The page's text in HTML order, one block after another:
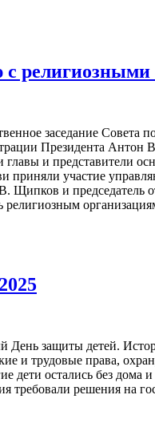
с
заседание
Президента
и представители
приняли участие
Щипков и
религиозным
защиты детей.
и трудовые права,
дети остались без
требовали решения на